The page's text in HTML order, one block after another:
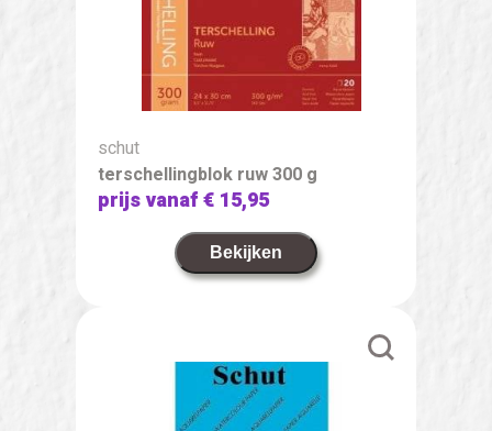
schut
terschellingblok ruw 300 g
prijs vanaf€ 15,95
Bekijken